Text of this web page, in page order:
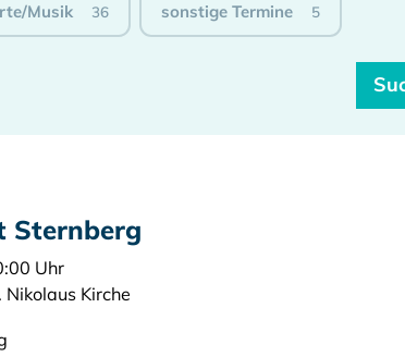
Musik 36 sonstige Termine 5
Sternberg
Uhr
Kirche